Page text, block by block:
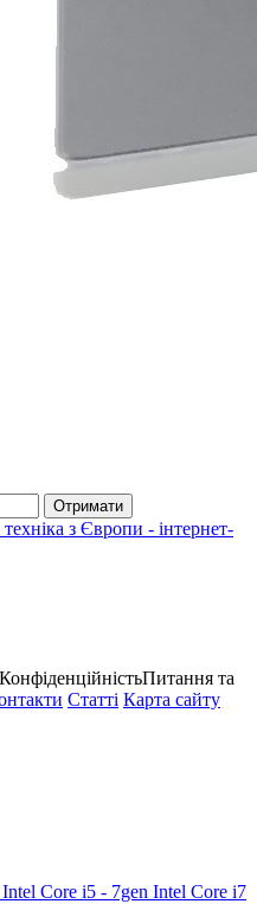
КонфіденційністьПитання та
Статті Карта сайту
Intel Core i5 - 7gen Intel Core i7